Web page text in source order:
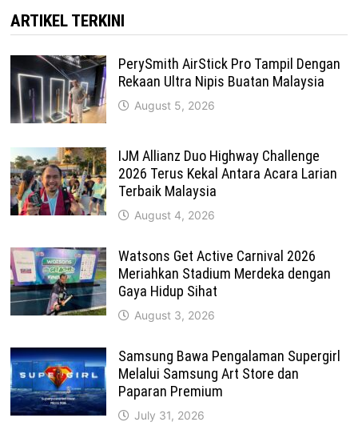
ARTIKEL TERKINI
PerySmith AirStick Pro Tampil Dengan
Rekaan Ultra Nipis Buatan Malaysia
August 5, 2026
IJM Allianz Duo Highway Challenge
2026 Terus Kekal Antara Acara Larian
Terbaik Malaysia
August 4, 2026
Watsons Get Active Carnival 2026
Meriahkan Stadium Merdeka dengan
Gaya Hidup Sihat
August 3, 2026
Samsung Bawa Pengalaman Supergirl
Melalui Samsung Art Store dan
Paparan Premium
July 31, 2026